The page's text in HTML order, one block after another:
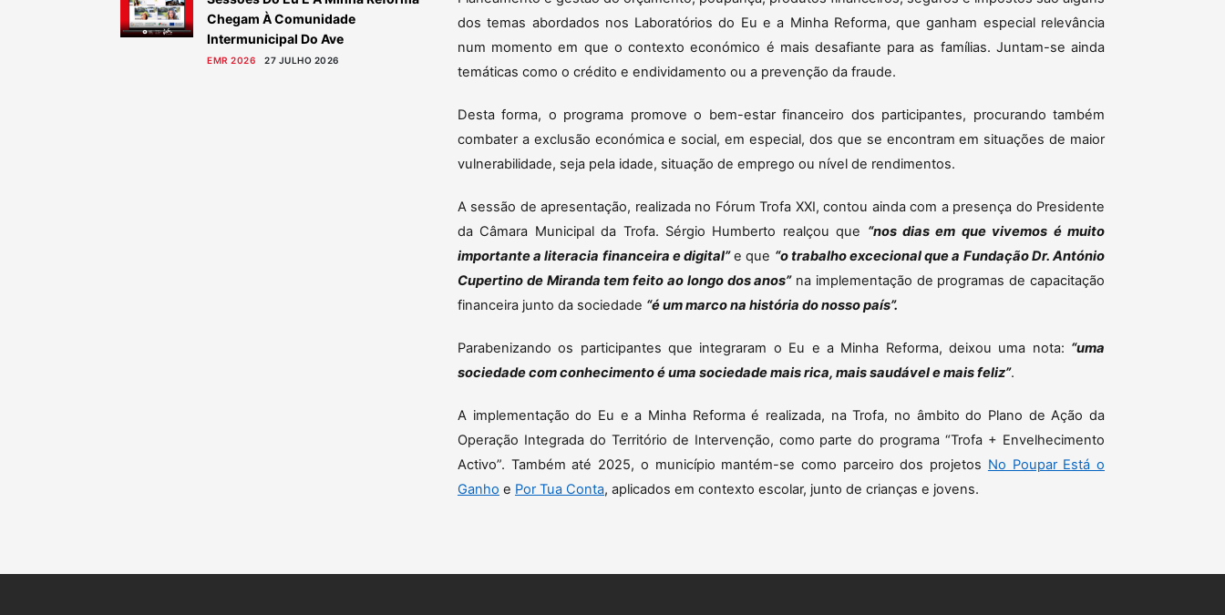
Chegam À Comunidade
Intermunicipal Do Ave
EMR 2026 27 JULHO 2026
dos temas abordados nos Laboratórios do Eu e a Minha Reforma, que ganham especial relevância
num momento em que o contexto económico é mais desafiante para as famílias. Juntam-se ainda
temáticas como o crédito e endividamento ou a prevenção da fraude.
Desta forma, o programa promove o bem-estar financeiro dos participantes, procurando também
combater a exclusão económica e social, em especial, dos que se encontram em situações de maior
vulnerabilidade, seja pela idade, situação de emprego ou nível de rendimentos.
A sessão de apresentação, realizada no Fórum Trofa XXI, contou ainda com a presença do Presidente
da Câmara Municipal da Trofa. Sérgio Humberto realçou que “nos dias em que vivemos é muito
importante a literacia financeira e digital”e que “o trabalho excecional que a Fundação Dr. António
Cupertino de Miranda tem feito ao longo dos anos”na implementação de programas de capacitação
financeira junto da sociedade “é um marco na história do nosso país”.
Parabenizando os participantes que integraram o Eu e a Minha Reforma, deixou uma nota: “uma
sociedade com conhecimento é uma sociedade mais rica, mais saudável e mais feliz”.
A implementação do Eu e a Minha Reforma é realizada, na Trofa, no âmbito do Plano de Ação da
Operação Integrada do Território de Intervenção, como parte do programa “Trofa + Envelhecimento
Activo”. Também até 2025, o município mantém-se como parceiro dos projetos No Poupar Está o
Ganho e Por Tua Conta, aplicados em contexto escolar, junto de crianças e jovens.